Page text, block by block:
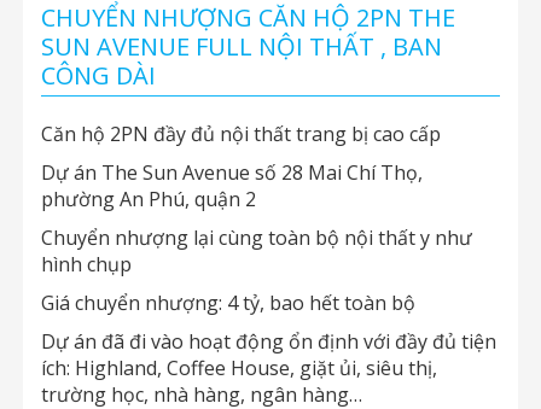
CHUYỂN NHƯỢNG CĂN HỘ 2PN THE
SUN AVENUE FULL NỘI THẤT , BAN
CÔNG DÀI
Căn hộ 2PN đầy đủ nội thất trang bị cao cấp
Dự án The Sun Avenue số 28 Mai Chí Thọ,
phường An Phú, quận 2
Chuyển nhượng lại cùng toàn bộ nội thất y như
hình chụp
Giá chuyển nhượng: 4 tỷ, bao hết toàn bộ
Dự án đã đi vào hoạt động ổn định với đầy đủ tiện
ích: Highland, Coffee House, giặt ủi, siêu thị,
trường học, nhà hàng, ngân hàng…